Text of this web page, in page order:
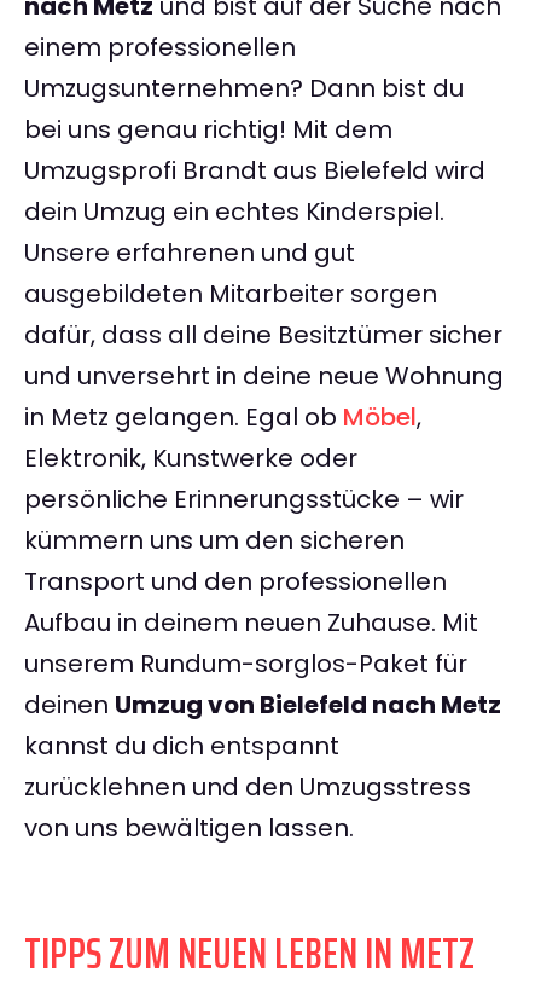
einem professionellen
Umzugsunternehmen? Dann bist du
bei uns genau richtig! Mit dem
Umzugsprofi Brandt aus Bielefeld wird
dein Umzug ein echtes Kinderspiel.
Unsere erfahrenen und gut
ausgebildeten Mitarbeiter sorgen
dafür, dass all deine Besitztümer sicher
und unversehrt in deine neue Wohnung
in Metz gelangen. Egal ob Möbel,
Elektronik, Kunstwerke oder
persönliche Erinnerungsstücke – wir
kümmern uns um den sicheren
Transport und den professionellen
Aufbau in deinem neuen Zuhause. Mit
unserem Rundum-sorglos-Paket für
deinen Umzug von Bielefeld nach Metz
kannst du dich entspannt
zurücklehnen und den Umzugsstress
von uns bewältigen lassen.
TIPPS ZUM NEUEN LEBEN IN METZ